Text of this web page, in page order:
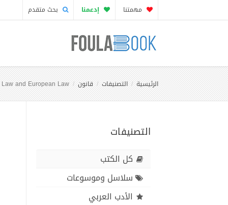
مهمتنا إدعمنا بحث متقدم
الرئيسية التصنيفات قانون and European Law
التصنيفات
كل الكتب
سلاسل وموسوعات
الأدب العربي